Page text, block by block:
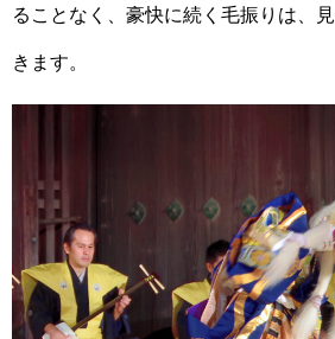
ることなく、豪快に続く毛振りは、
きます。